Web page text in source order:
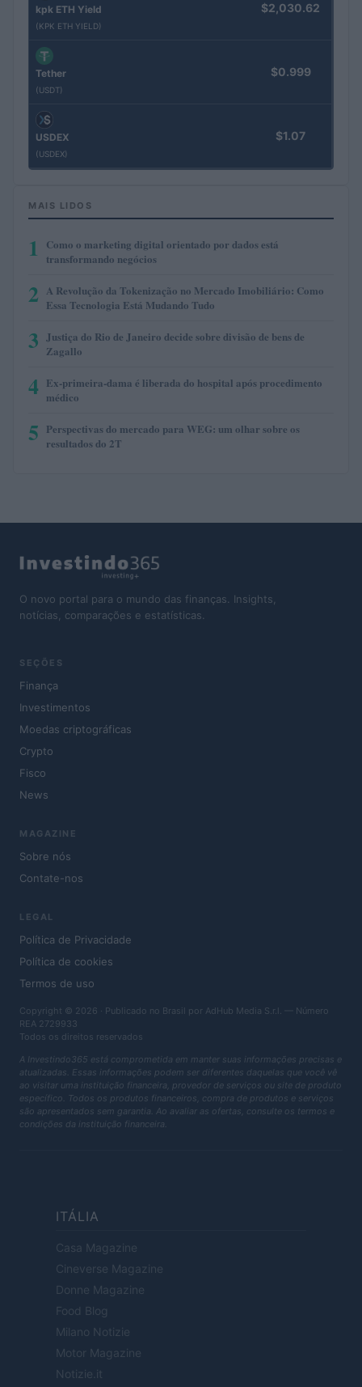
kpk ETH Yield
(KPK ETH YIELD)
$2,030.62
Tether
(USDT)
$0.999
USDEX
(USDEX)
$1.07
MAIS LIDOS
1
Como o marketing digital orientado por dados está
transformando negócios
2 A Revolução da Tokenização no Mercado Imobiliário: Como
Essa Tecnologia Está Mudando Tudo
3
Justiça do Rio de Janeiro decide sobre divisão de bens de
Zagallo
4 Ex-primeira-dama é liberada do hospital após procedimento
médico
5 Perspectivas do mercado para WEG: um olhar sobre os
resultados do 2T
O novo portal para o mundo das finanças. Insights,
notícias, comparações e estatísticas.
SEÇÕES
Finança
Investimentos
Moedas criptográficas
Crypto
Fisco
News
MAGAZINE
Sobre nós
Contate-nos
LEGAL
Política de Privacidade
Política de cookies
Termos de uso
Copyright © 2026 · Publicado no Brasil por AdHub Media S.r.l. — Número
REA 2729933
Todos os direitos reservados
A Investindo365 está comprometida em manter suas informações precisas e
atualizadas. Essas informações podem ser diferentes daquelas que você vê
ao visitar uma instituição financeira, provedor de serviços ou site de produto
específico. Todos os produtos financeiros, compra de produtos e serviços
são apresentados sem garantia. Ao avaliar as ofertas, consulte os termos e
condições da instituição financeira.
ITÁLIA
Casa Magazine
Cineverse Magazine
Donne Magazine
Food Blog
Milano Notizie
Motor Magazine
Notizie.it